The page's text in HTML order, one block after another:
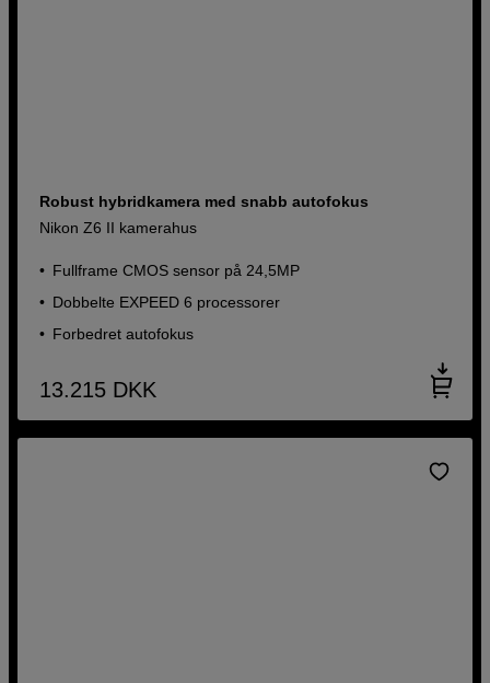
Robust hybridkamera med snabb autofokus
Nikon Z6 II kamerahus
Fullframe CMOS sensor på 24,5MP
Dobbelte EXPEED 6 processorer
Forbedret autofokus
13.215 DKK